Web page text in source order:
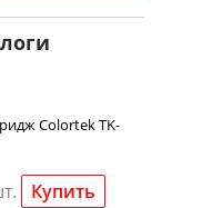
Colortek TK-
Купить